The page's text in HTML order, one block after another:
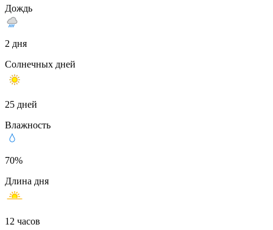
Дождь
2 дня
Солнечных дней
25 дней
Влажность
70%
Длина дня
12 часов